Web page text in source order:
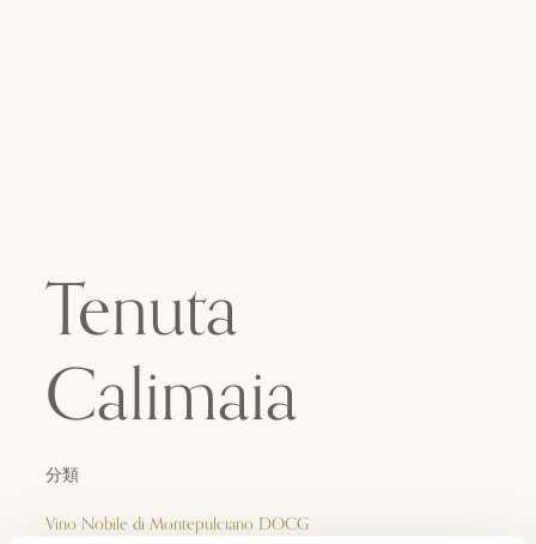
Tenuta
Calimaia
分類
Vino Nobile di Montepulciano DOCG